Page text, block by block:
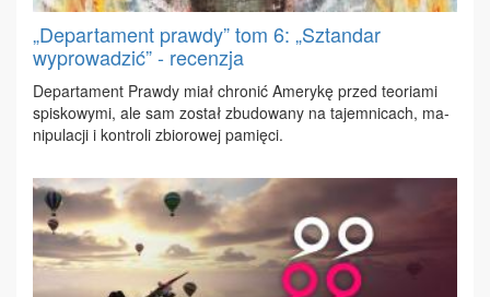
„Departament prawdy” tom 6: „Sztandar
wyprowadzić” - recenzja
De­par­ta­ment Praw­dy miał chro­nić Ame­ry­kę przed teo­ria­mi
spi­sko­wy­mi, ale sam zo­stał zbu­do­wa­ny na ta­jem­ni­cach, ma­
ni­pu­la­cji i kon­tro­li zbio­ro­wej pa­mię­ci.